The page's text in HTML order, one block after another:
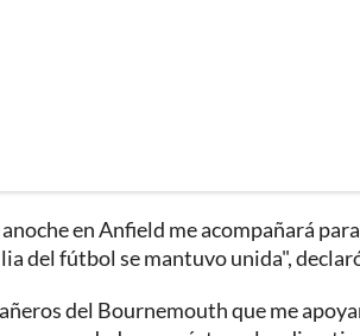
en Anfield me acompañará
del fútbol se mantuvo unida",
del Bournemouth que me